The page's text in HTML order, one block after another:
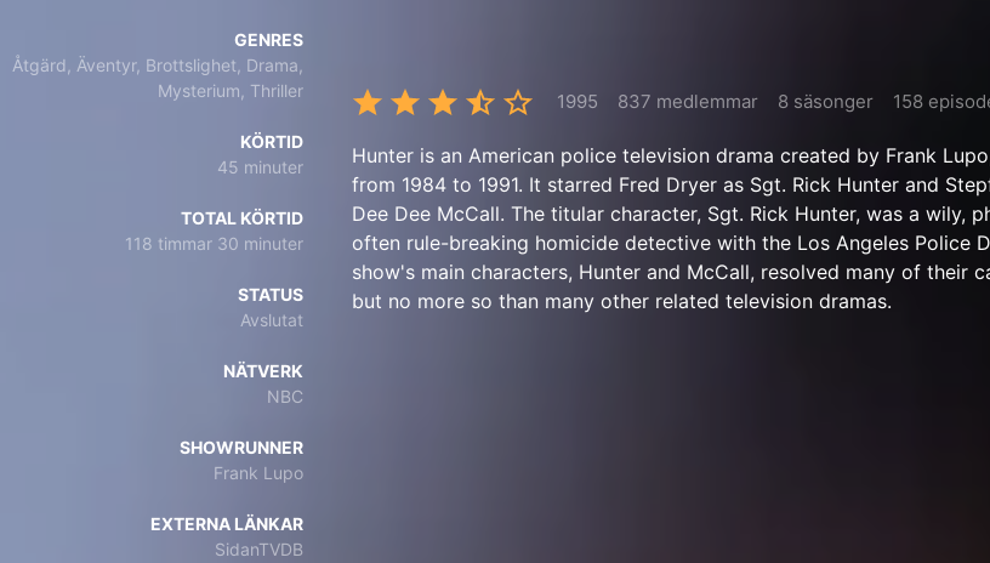
GENRES
Åtgärd, Äventyr, Brottslighet, Drama,
Mysterium, Thriller
KÖRTID
45 minuter
TOTAL KÖRTID
118 timmar 30 minuter
STATUS
Avslutat
NÄTVERK
NBC
SHOWRUNNER
Frank Lupo
EXTERNA LÄNKAR
SidanTVDB
1995 837 medlemmar 8 säsonger 158
Hunter is an American police television drama created by Frank
from 1984 to 1991. It starred Fred Dryer as Sgt. Rick Hunter and
Dee Dee McCall. The titular character, Sgt. Rick Hunter, was a wily,
often rule-breaking homicide detective with the Los Angeles Police
show's main characters, Hunter and McCall, resolved many of their
but no more so than many other related television dramas.